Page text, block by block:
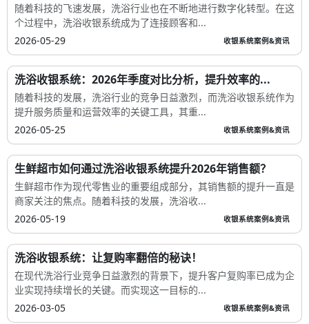
随着科技的飞速发展，洗浴行业也在不断地进行数字化转型。在这
个过程中，洗浴收银系统成为了连接顾客和...
2026-05-29
收银系统案例&资讯
洗浴收银系统：2026年季度对比分析，提升效率的...
随着科技的发展，洗浴行业的竞争日益激烈，而洗浴收银系统作为
提升服务质量和运营效率的关键工具，其重...
2026-05-25
收银系统案例&资讯
生鲜超市如何通过洗浴收银系统提升2026年销售额？
生鲜超市作为现代零售业的重要组成部分，其销售额的提升一直是
商家关注的焦点。随着科技的发展，洗浴收...
2026-05-19
收银系统案例&资讯
洗浴收银系统：让复购率翻倍的秘诀！
在现代洗浴行业竞争日益激烈的背景下，提升客户复购率已成为企
业实现持续增长的关键。而实现这一目标的...
2026-03-05
收银系统案例&资讯